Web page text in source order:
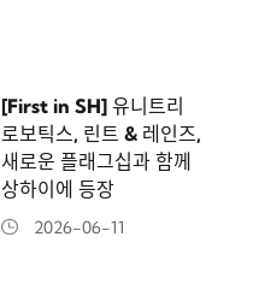
[First in SH] 유니트리
로보틱스, 린트 & 레인즈,
새로운 플래그십과 함께
상하이에 등장
2026-06-11